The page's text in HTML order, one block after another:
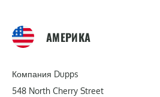
АМЕРИКА
Компания Dupps
548 North Cherry Street